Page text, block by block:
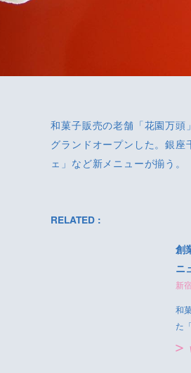
和菓子販売の老舗「花園万頭
グランドオープンした。銀座
ェ」など新メニューが揃う。
RELATED :
創
ニ
新
和
た